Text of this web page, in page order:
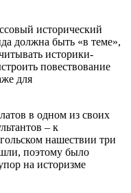
исторический
должна быть «в теме»,
историки-
повествование
для
в одном из своих
– к
нашествии три
поэтому было
на историзме